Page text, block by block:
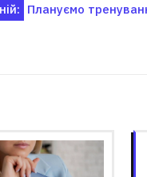
Плануємо